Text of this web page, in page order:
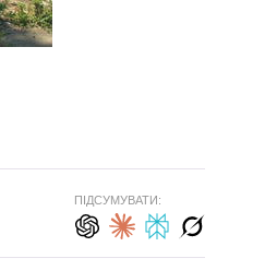
ПІДСУМУВАТИ: